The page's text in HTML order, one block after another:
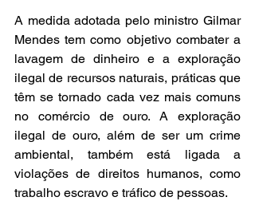
A medida adotada pelo ministro Gilmar
Mendes tem como objetivo combater a
lavagem de dinheiro e a exploração
ilegal de recursos naturais, práticas que
têm se tornado cada vez mais comuns
no comércio de ouro. A exploração
ilegal de ouro, além de ser um crime
ambiental, também está ligada a
violações de direitos humanos, como
trabalho escravo e tráfico de pessoas.